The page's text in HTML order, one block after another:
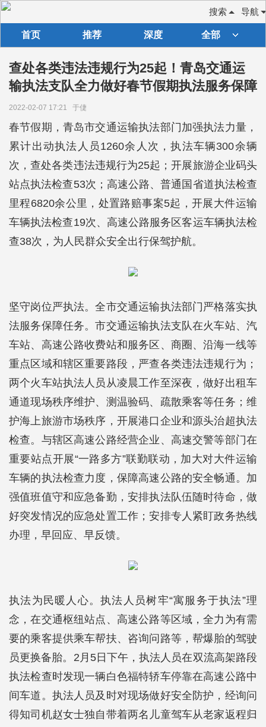
导航
搜索
首页 推荐 深度 全部
查处各类违法违规行为25起！青岛​交通运
输执法支队全力做好春节假期执法服务保障
2022-02-07 17:21 于倢
春节假期，青岛市交通运输执法部门加强执法力量，
累计出动执法人员1260余人次，执法车辆300余辆
次，查处各类违法违规行为25起；开展旅游企业码头
站点执法检查53次；高速公路、普通国省道执法检查
里程6820余公里，处置路赔事案5起，开展大件运输
车辆执法检查19次、高速公路服务区客运车辆执法检
查38次，为人民群众安全出行保驾护航。
坚守岗位严执法。全市交通运输执法部门严格落实执
法服务保障任务。市交通运输执法支队在火车站、汽
车站、高速公路收费站和服务区、商圈、沿海一线等
重点区域和辖区重要路段，严查各类违法违规行为；
两个火车站执法人员从凌晨工作至深夜，做好出租车
通道现场秩序维护、测温验码、疏散乘客等任务；维
护海上旅游市场秩序，开展港口企业和源头治超执法
检查。与辖区高速公路经营企业、高速交警等部门在
重要站点开展“一路多方”联勤联动，加大对大件运输
车辆的执法检查力度，保障高速公路的安全畅通。加
强值班值守和应急备勤，安排执法队伍随时待命，做
好突发情况的应急处置工作；安排专人紧盯政务热线
办理，早回应、早反馈。
执法为民暖人心。执法人员树牢“寓服务于执法”理
念，在交通枢纽站点、高速公路等区域，全力为有需
要的乘客提供乘车帮扶、咨询问路等，帮爆胎的驾驶
员更换备胎。2月5日下午，执法人员在双流高架路段
执法检查时发现一辆白色福特轿车停靠在高速公路中
间车道。执法人员及时对现场做好安全防护，经询问
得知司机赵女士独自带着两名儿童驾车从老家返程归